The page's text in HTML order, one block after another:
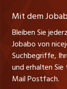
Management /
Impressum
jobmittelland.ch
jobbern.ch
jobbasel.ch
zentraljob.ch
PR Medien GmbH
Lindauer Straße
D-88239
Tel. +49 07522
Thomas Reiner
Ansprechpartner
Mit dem
Bleiben Sie
Jobabo von
Suchbegriffe,
und erhalten
Mail Postfach.